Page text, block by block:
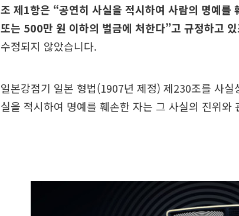
조 제1항은 “공연히 사실을 적시하여 사람의 명예를
또는 500만 원 이하의 벌금에 처한다”고 규정하고
수정되지 않았습니다.
일본강점기 일본 형법(1907년 제정) 제230조를 사
실을 적시하여 명예를 훼손한 자는 그 사실의 진위와